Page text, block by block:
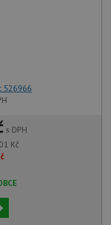
526966
s DPH
Kč